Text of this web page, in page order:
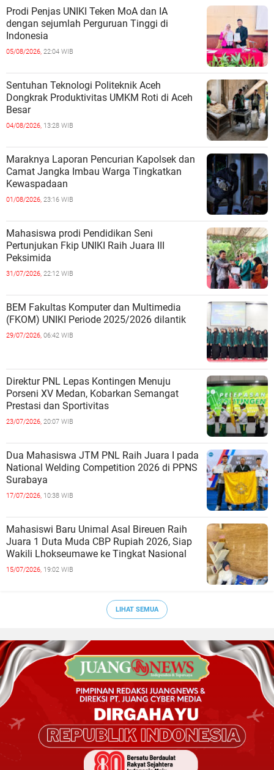
Prodi Penjas UNIKI Teken MoA dan IA
dengan sejumlah Perguruan Tinggi di
Indonesia
05/08/2026, 22:04 WIB
Sentuhan Teknologi Politeknik Aceh
Dongkrak Produktivitas UMKM Roti di Aceh
Besar
04/08/2026, 13:28 WIB
Maraknya Laporan Pencurian Kapolsek dan
Camat Jangka Imbau Warga Tingkatkan
Kewaspadaan
01/08/2026, 23:16 WIB
Mahasiswa prodi Pendidikan Seni
Pertunjukan Fkip UNIKI Raih Juara III
Peksimida
31/07/2026, 22:12 WIB
BEM Fakultas Komputer dan Multimedia
(FKOM) UNIKI Periode 2025/2026 dilantik
29/07/2026, 06:42 WIB
Direktur PNL Lepas Kontingen Menuju
Porseni XV Medan, Kobarkan Semangat
Prestasi dan Sportivitas
23/07/2026, 20:07 WIB
Dua Mahasiswa JTM PNL Raih Juara I pada
National Welding Competition 2026 di PPNS
Surabaya
17/07/2026, 10:38 WIB
Mahasiswi Baru Unimal Asal Bireuen Raih
Juara 1 Duta Muda CBP Rupiah 2026, Siap
Wakili Lhokseumawe ke Tingkat Nasional
15/07/2026, 19:02 WIB
LIHAT SEMUA